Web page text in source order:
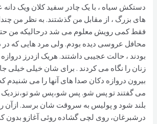
دستکش سیاه ، با یک چادر سفید کلان ویک
های بزرگ ، از مقابل من گذشتند. به نظر من
فقط کمی رویش معلوم می شد درحالیکه من
محافل عروسی دیده بودم. ولی مرد هایی که
بودند ، حالت عجیبی داشتند. هریک ازدرز
زنان را نگاه می کردند . برای شان خیلی خیلی
بیرون دروازه دکان صدا های آنها را می شنیدم
می گفتند تو پس شو. پس شو،پس شو تو،نزدیک
بلند شود و پولیس به سروقت شان برسد. ازآن
درشبرغان، روی لچی گشاده روئی آغازو بدون